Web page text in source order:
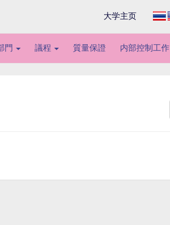
大学主页
門 議程 質量保證 内部控制工作